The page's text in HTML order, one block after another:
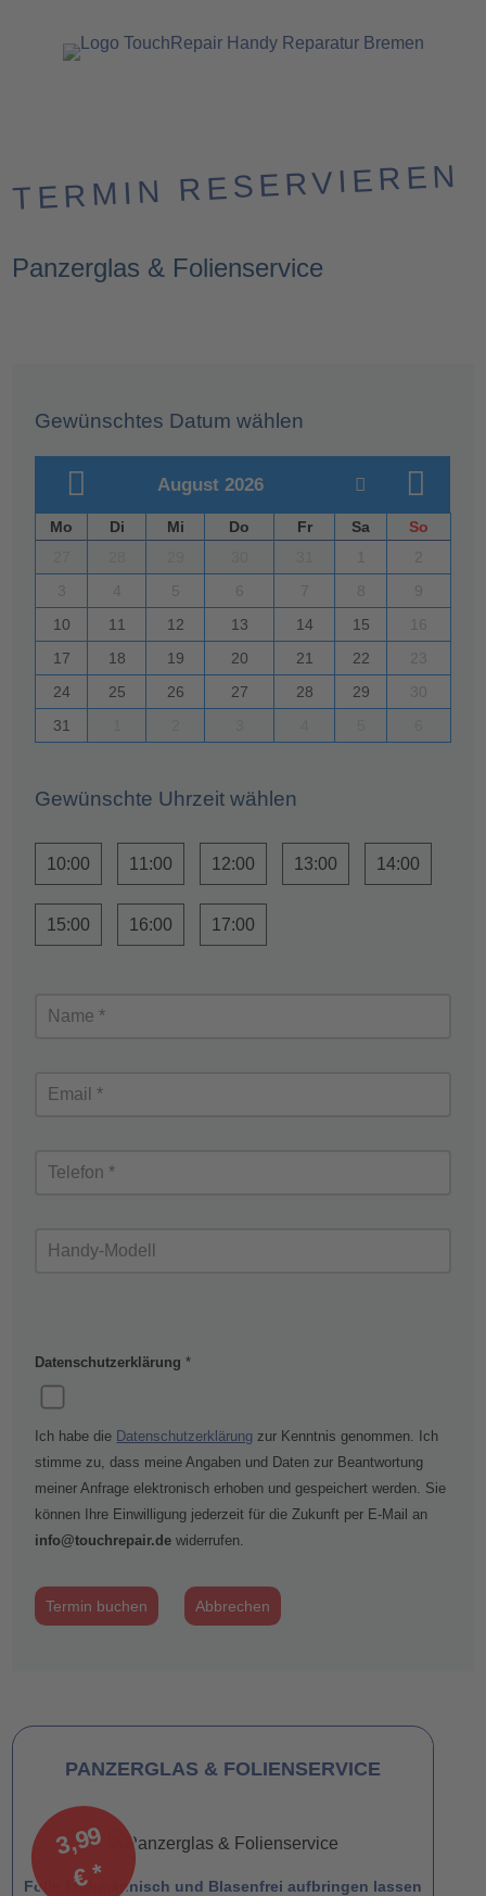
TERMIN RESERVIEREN
Panzerglas & Folienservice
Gewünschtes Datum wählen
August 2026
Mo Di Mi Do Fr Sa
So
10
11 12 13 14 15
17
18 19 20 21 22
24
25 26 27 28 29
31
Gewünschte Uhrzeit wählen
10:00 11:00 12:00 13:00 14:00
15:00 16:00 17:00
Datenschutzerklärung *
Ich habe die Datenschutzerklärung zur Kenntnis genommen. Ich
stimme zu, dass meine Angaben und Daten zur Beantwortung
meiner Anfrage elektronisch erhoben und gespeichert werden. Sie
können Ihre Einwilligung jederzeit für die Zukunft per E-Mail an
info@touchrepair.de widerrufen.
Termin buchen Abbrechen
PANZERGLAS & FOLIENSERVICE
3,
9
9
€
*
Folie fachmännisch und Blasenfrei aufbringen lassen